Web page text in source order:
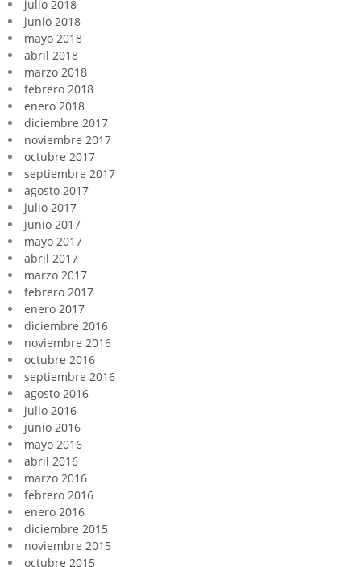
julio 2018
junio 2018
mayo 2018
abril 2018
marzo 2018
febrero 2018
enero 2018
diciembre 2017
noviembre 2017
octubre 2017
septiembre 2017
agosto 2017
julio 2017
junio 2017
mayo 2017
abril 2017
marzo 2017
febrero 2017
enero 2017
diciembre 2016
noviembre 2016
octubre 2016
septiembre 2016
agosto 2016
julio 2016
junio 2016
mayo 2016
abril 2016
marzo 2016
febrero 2016
enero 2016
diciembre 2015
noviembre 2015
octubre 2015